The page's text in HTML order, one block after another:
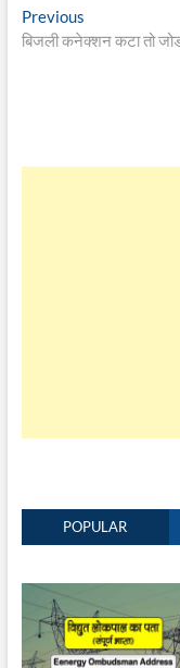
Post
navigation
PreviousPrevious
post:
बिजली कनेक्शन कटा तो
POPULAR